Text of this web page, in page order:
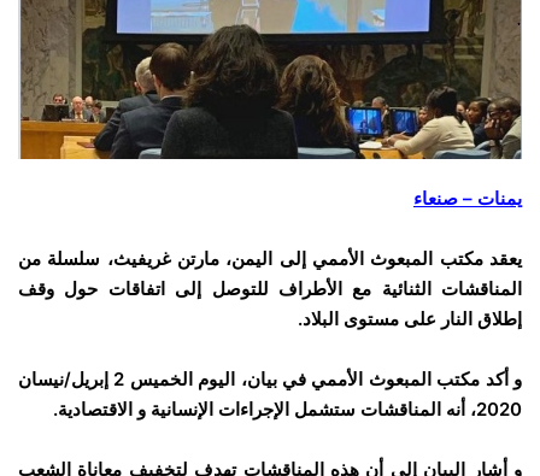
يمنات – صنعاء
يعقد مكتب المبعوث الأممي إلى اليمن، مارتن غريفيث، سلسلة من
المناقشات الثنائية مع الأطراف للتوصل إلى اتفاقات حول وقف
إطلاق النار على مستوى البلاد.
و أكد مكتب المبعوث الأممي في بيان، اليوم الخميس 2 إبريل/نيسان
2020، أنه المناقشات ستشمل الإجراءات الإنسانية و الاقتصادية.
و أشار البيان إلى أن هذه المناقشات تهدف لتخفيف معاناة الشعب